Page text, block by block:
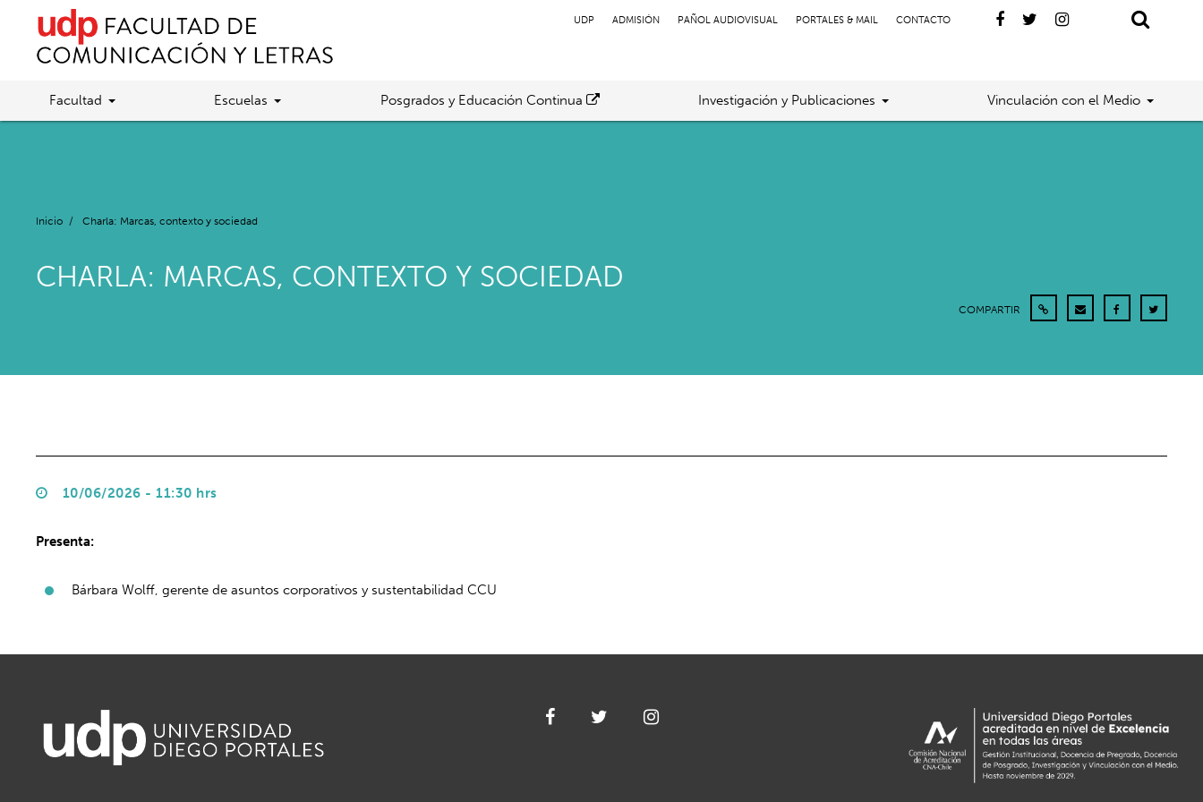
UDP ADMISIÓN PAÑOL AUDIOVISUAL PORTALES & MAIL CONTACTO
Facultad Escuelas Posgrados y Educación Continua Investigación y Publicaciones Vinculación con el Medio
Inicio / Charla: Marcas, contexto y sociedad
CHARLA: MARCAS, CONTEXTO Y SOCIEDAD
COMPARTIR
10/06/2026 - 11:30 hrs
Presenta:
Bárbara Wolff, gerente de asuntos corporativos y sustentabilidad CCU